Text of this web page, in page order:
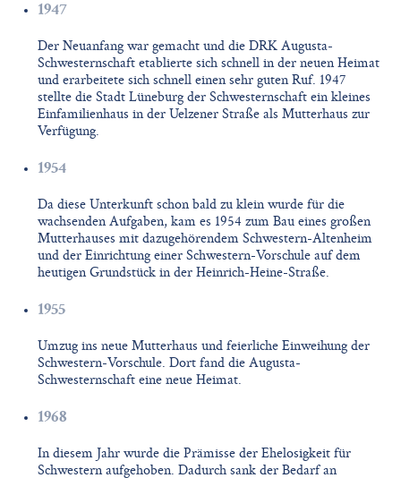
1947
Der Neuanfang war gemacht und die DRK Augusta-
Schwesternschaft etablierte sich schnell in der neuen Heimat
und erarbeitete sich schnell einen sehr guten Ruf. 1947
stellte die Stadt Lüneburg der Schwesternschaft ein kleines
Einfamilienhaus in der Uelzener Straße als Mutterhaus zur
Verfügung.
1954
Da diese Unterkunft schon bald zu klein wurde für die
wachsenden Aufgaben, kam es 1954 zum Bau eines großen
Mutterhauses mit dazugehörendem Schwestern-Altenheim
und der Einrichtung einer Schwestern-Vorschule auf dem
heutigen Grundstück in der Heinrich-Heine-Straße.
1955
Umzug ins neue Mutterhaus und feierliche Einweihung der
Schwestern-Vorschule. Dort fand die Augusta-
Schwesternschaft eine neue Heimat.
1968
In diesem Jahr wurde die Prämisse der Ehelosigkeit für
Schwestern aufgehoben. Dadurch sank der Bedarf an